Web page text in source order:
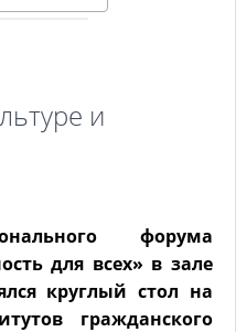
и
форума
для всех» в зале
круглый стол на
гражданского